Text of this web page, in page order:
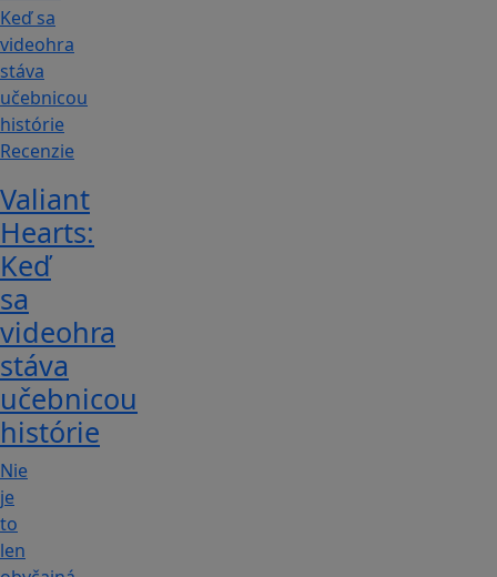
Recenzie
Valiant
Hearts:
Keď
sa
videohra
stáva
učebnicou
histórie
Nie
je
to
len